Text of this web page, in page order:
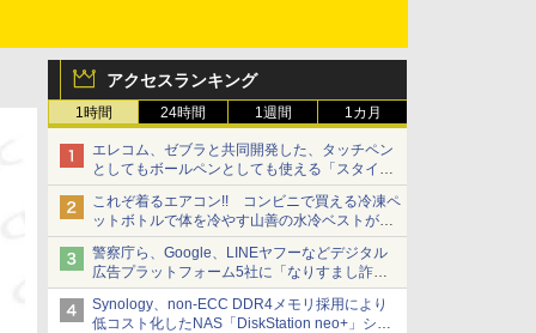
アクセスランキング
1時間 24時間 1週間 1カ月
エレコム、ゼブラと共同開発した、タッチペン
としてもボールペンとしても使える「スタイラ
スツーウェイ」発売 iPadにも紙にも、持ち替
えずに書き込める
これぞ着るエアコン!! コンビニで買える冷凍ペ
ットボトルで体を冷やす山善の水冷ベストがロ
ードバイクにちょうどいい【ぼっち・ざ・ろー
ど！その14】【空いた時間でなにしてる？】
警察庁ら、Google、LINEヤフーなどデジタル
広告プラットフォーム5社に「なりすまし詐欺
広告」対策強化を要請 著名人の写真や映像を
使った投資詐欺などへの対策として
Synology、non-ECC DDR4メモリ採用により
低コスト化したNAS「DiskStation neo+」シリ